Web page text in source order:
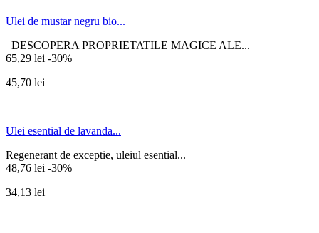
Ulei de mustar negru bio...
DESCOPERA PROPRIETATILE MAGICE ALE...
65,29 lei -30%
45,70 lei
Ulei esential de lavanda...
Regenerant de exceptie, uleiul esential...
48,76 lei -30%
34,13 lei